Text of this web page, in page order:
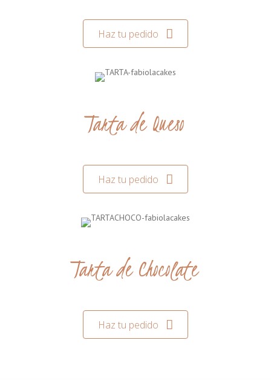
Haz tu pedido
Tarta de Queso
Haz tu pedido
Tarta de Chocolate
Haz tu pedido